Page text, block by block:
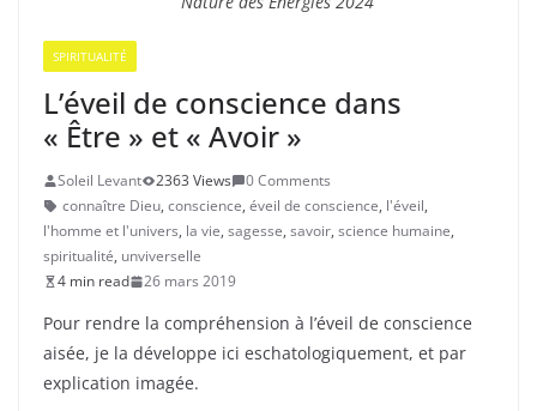
SPIRITUALITÉ
L’éveil de conscience dans
« Être » et « Avoir »
Soleil Levant 2363 Views
0 Comments
connaître Dieu, conscience, éveil de conscience, l'éveil,
l'homme et l'univers, la vie, sagesse, savoir, science humaine,
spiritualité, unviverselle
4 min read
26 mars 2019
Pour rendre la compréhension à l’éveil de conscience
aisée, je la développe ici eschatologiquement, et par
explication imagée.